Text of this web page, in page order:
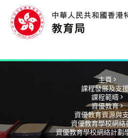
主頁 >
課程發展及支
課程範疇 >
資優教育 >
資優教育資源與
資優教育學校網絡
資優教育學校網絡計劃